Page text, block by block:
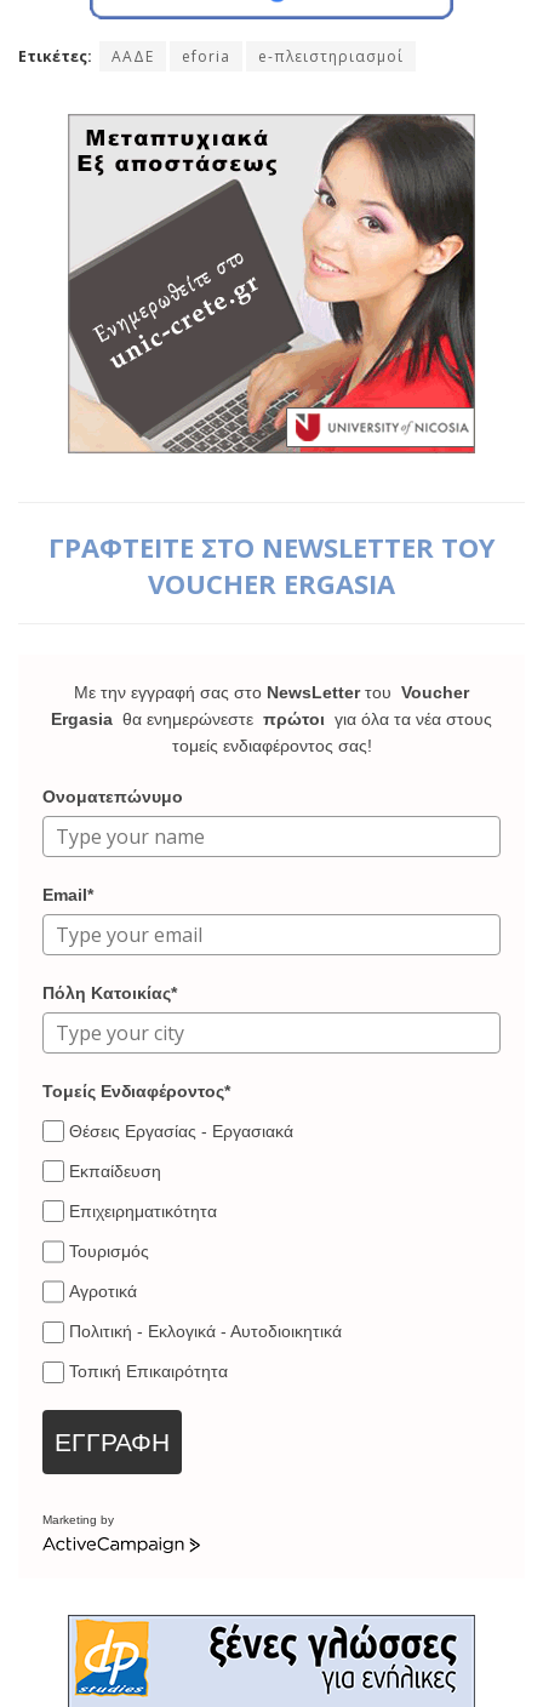
Ετικέτες: ΑΑΔΕ eforia e-πλειστηριασμοί
ΓΡΑΦΤΕΙΤΕ ΣΤΟ NEWSLETTER ΤΟΥ
VOUCHER ERGASIA
Με την εγγραφή σας στο NewsLetterτου Voucher
Ergasia θα ενημερώνεστε πρώτοι για όλα τα νέα στους
τομείς ενδιαφέροντος σας!
Ονοματεπώνυμο
Email*
Πόλη Κατοικίας*
Τομείς Ενδιαφέροντος*
Θέσεις Εργασίας - Εργασιακά
Εκπαίδευση
Επιχειρηματικότητα
Τουρισμός
Αγροτικά
Πολιτική - Εκλογικά - Αυτοδιοικητικά
Τοπική Επικαιρότητα
ΕΓΓΡΑΦΗ
Marketing by